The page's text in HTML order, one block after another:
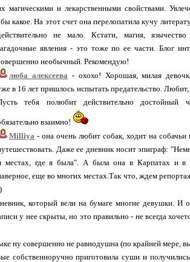
магическими и лекарственными свойствами.
какое. На этот счет она перелопатила кучу
не мало. Кстати, магия,
явления - это тоже по ее части. Блог
необычный. Рекомендую!
люба_алексеева - охохо! Хорошая, милая
в 16 лет пришлось испытать предательство.
тебя полюбит действительно достойный
взаимно!
Milliya - она очень любит собак, ходит на собачьи
Даже ее дневник носит эпиграф:
местах, где я была". А была она в Карпатах и
еще во многих местах.Так что, ждем
который вели на бумаге многие девушки. И
у нее скрыты, но это правильно - не всегда
ну совершенно не равнодушна (по крайней мере,
собственноручно приготовила суши и